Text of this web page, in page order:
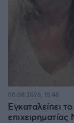
Εγκαταλείπει
08.08.2026, 18:48